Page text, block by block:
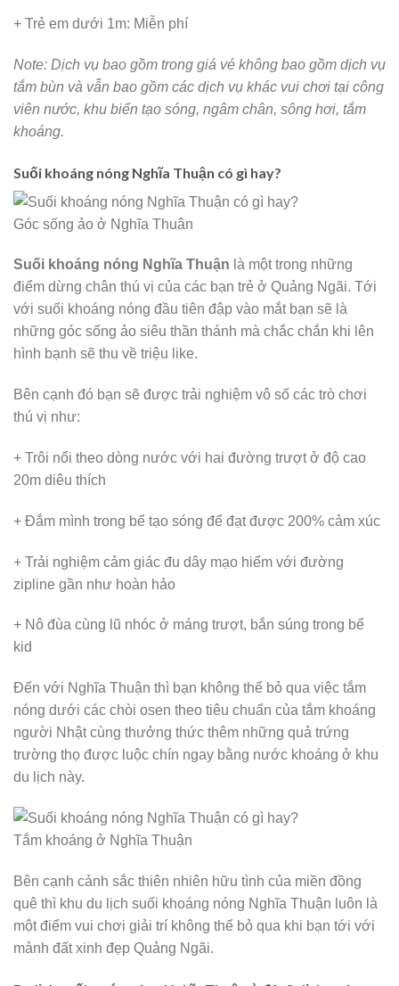
+ Trẻ em dưới 1m: Miễn phí
Note: Dịch vụ bao gồm trong giá vé không bao gồm dịch vụ
tắm bùn và vẫn bao gồm các dịch vụ khác vui chơi tại công
viên nước, khu biển tạo sóng, ngâm chân, sông hơi, tắm
khoáng.
Suối khoáng nóng Nghĩa Thuận có gì hay?
Góc sống ảo ở Nghĩa Thuân
Suối khoáng nóng Nghĩa Thuận là một trong những
điểm dừng chân thú vị của các bạn trẻ ở Quảng Ngãi. Tới
với suối khoáng nóng đầu tiên đập vào mắt bạn sẽ là
những góc sống ảo siêu thần thánh mà chắc chắn khi lên
hình bạnh sẽ thu về triệu like.
Bên cạnh đó bạn sẽ được trải nghiệm vô số các trò chơi
thú vị như:
+ Trôi nổi theo dòng nước với hai đường trượt ở độ cao
20m diêu thích
+ Đắm mình trong bể tạo sóng để đạt được 200% cảm xúc
+ Trải nghiệm cảm giác đu dây mạo hiểm với đường
zipline gần như hoàn hảo
+ Nô đùa cùng lũ nhóc ở máng trượt, bắn súng trong bể
kid
Đến với Nghĩa Thuận thì bạn không thể bỏ qua việc tắm
nóng dưới các chòi osen theo tiêu chuẩn của tắm khoáng
người Nhật cùng thưởng thức thêm những quả trứng
trường thọ được luộc chín ngay bằng nước khoáng ở khu
du lịch này.
Tắm khoáng ở Nghĩa Thuận
Bên cạnh cảnh sắc thiên nhiên hữu tình của miền đồng
quê thì khu du lịch suối khoáng nóng Nghĩa Thuận luôn là
một điểm vui chơi giải trí không thể bỏ qua khi bạn tới với
mảnh đất xinh đẹp Quảng Ngãi.